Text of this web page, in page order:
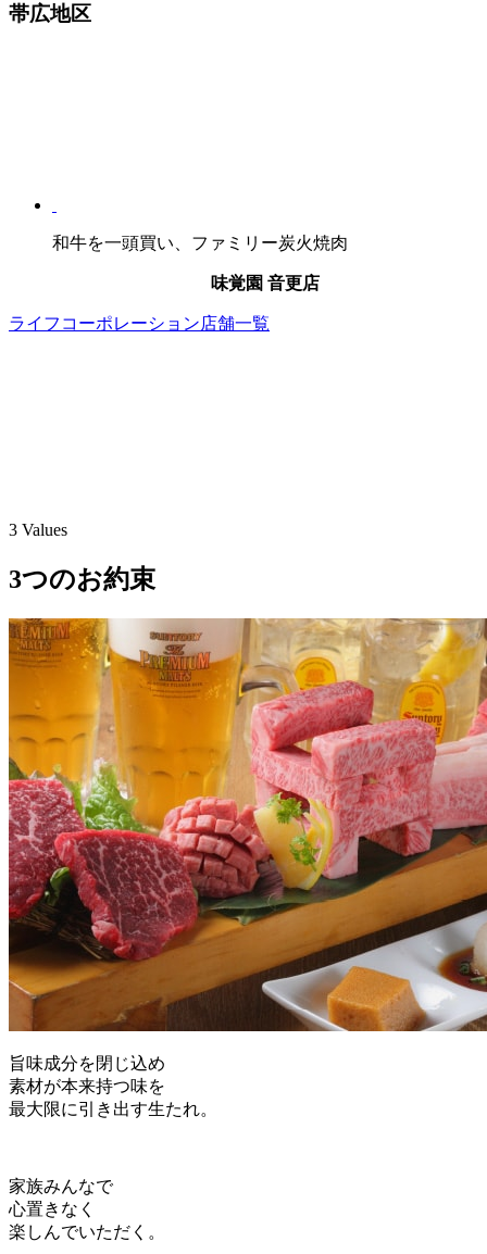
帯広地区
和牛を一頭買い、ファミリー炭火焼肉
味覚園 音更店
ライフコーポレーション店舗一覧
3 Values
3つのお約束
旨味成分を閉じ込め
素材が本来持つ味を
最大限に引き出す生たれ。
家族みんなで
心置きなく
楽しんでいただく。